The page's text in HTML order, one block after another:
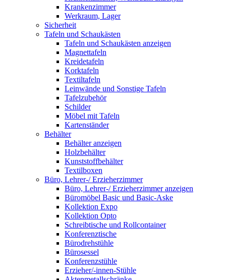
Krankenzimmer
Werkraum, Lager
Sicherheit
Tafeln und Schaukästen
Tafeln und Schaukästen anzeigen
Magnettafeln
Kreidetafeln
Korktafeln
Textiltafeln
Leinwände und Sonstige Tafeln
Tafelzubehör
Schilder
Möbel mit Tafeln
Kartenständer
Behälter
Behälter anzeigen
Holzbehälter
Kunststoffbehälter
Textilboxen
Büro, Lehrer-/ Erzieherzimmer
Büro, Lehrer-/ Erzieherzimmer anzeigen
Büromöbel Basic und Basic-Aske
Kollektion Expo
Kollektion Opto
Schreibtische und Rollcontainer
Konferenztische
Bürodrehstühle
Bürosessel
Konferenzstühle
Erzieher/-innen-Stühle